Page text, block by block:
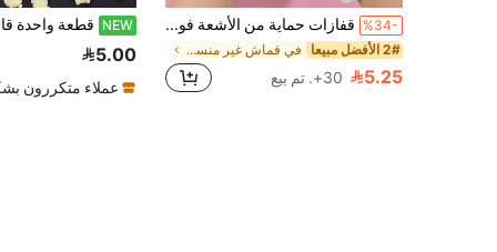
%34- قفازات حماية من الأشعة فوق البنفسجية لفن الأظافر الجل، قفازات علاج بالضوء فوق البنفسجي، قفازات وردية بدون أصابع (زوج واحد)، تمنع تسمير الجلد تحت مصباح الأظافر، مثالية لفناني الأظافر وهواة الأظافر DIY وصالونات الأظافر (هدية عيد الحب وعيد الأم)، مستلزمات الأظافر، أدوات الأظافر، أدوات فن الأظافر، موسم العودة إلى المدرسة، فن الأظافر، أدوات أطراف الأظافر
2# الأفضل مبيعا في قماش غير منسوج إكسسوارات فن الأظافر
5.25 30+. تم بيع
NEW
5.00
عملاء متكررون